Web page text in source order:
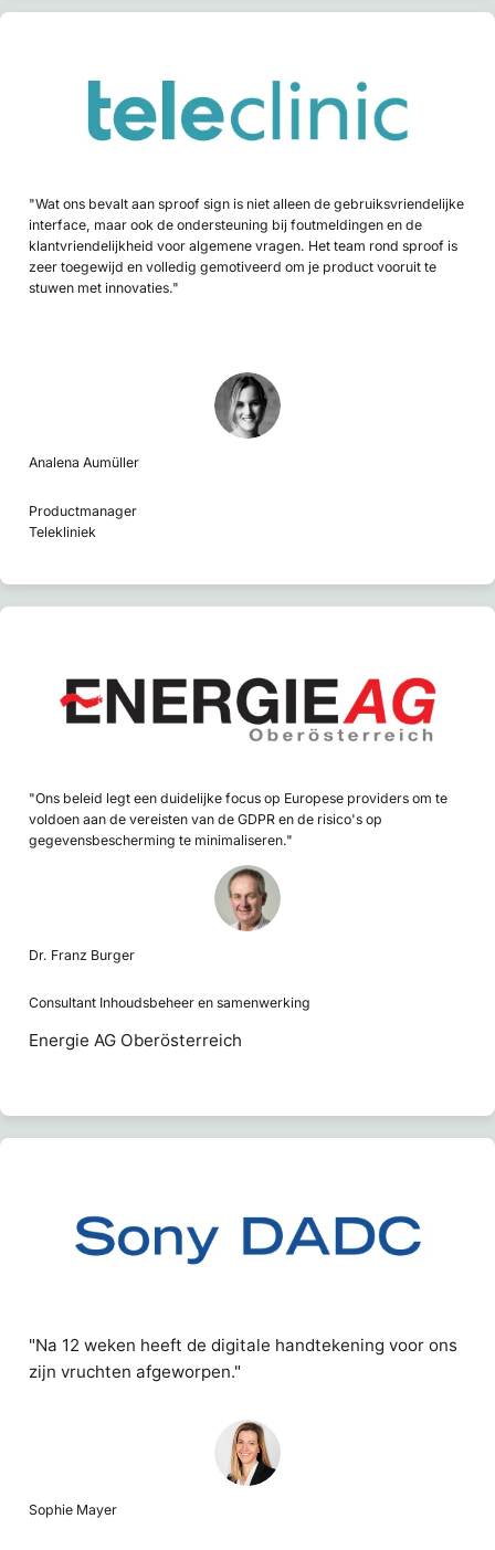
"Wat ons bevalt aan sproof sign is niet alleen de gebruiksvriendelijke
interface, maar ook de ondersteuning bij foutmeldingen en de
klantvriendelijkheid voor algemene vragen. Het team rond sproof is
zeer toegewijd en volledig gemotiveerd om je product vooruit te
stuwen met innovaties."
Analena Aumüller
Productmanager
Telekliniek
"Ons beleid legt een duidelijke focus op Europese providers om te
voldoen aan de vereisten van de GDPR en de risico's op
gegevensbescherming te minimaliseren."
Dr. Franz Burger
Consultant Inhoudsbeheer en samenwerking
Energie AG Oberösterreich
"Na 12 weken heeft de digitale handtekening voor ons
zijn vruchten afgeworpen."
Sophie Mayer